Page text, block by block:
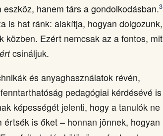
hanem társ a gondolkodásban.3
is hat ránk: alakítja, hogyan dolgozunk,
közben. Ezért nemcsak az a fontos, mit
csináljuk.
és anyaghasználatok révén,
pedagógiai kérdésévé is
képességét jelenti, hogy a tanulók ne
is őket – honnan jönnek, hogyan